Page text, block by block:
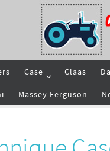
Case Claas
Massey Ferguson